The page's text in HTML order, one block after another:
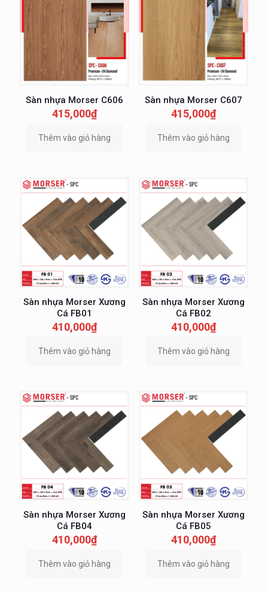
Sàn nhựa Morser C606
415,000₫
Thêm vào giỏ hàng
Sàn nhựa Morser C607
415,000₫
Thêm vào giỏ hàng
Sàn nhựa Morser Xương
Cá FB01
410,000₫
Thêm vào giỏ hàng
Sàn nhựa Morser Xương
Cá FB02
410,000₫
Thêm vào giỏ hàng
Sàn nhựa Morser Xương
Cá FB04
410,000₫
Thêm vào giỏ hàng
Sàn nhựa Morser Xương
Cá FB05
410,000₫
Thêm vào giỏ hàng